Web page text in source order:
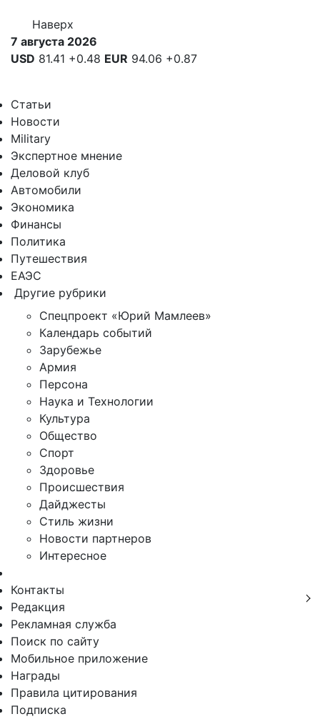
Наверх
7 августа 2026
USD 81.41 +0.48 EUR 94.06 +0.87
Статьи
Новости
Military
Экспертное мнение
Деловой клуб
Автомобили
Экономика
Финансы
Политика
Путешествия
ЕАЭС
Другие рубрики
Спецпроект «Юрий Мамлеев»
Календарь событий
Зарубежье
Армия
Персона
Наука и Технологии
Культура
Общество
Спорт
Здоровье
Происшествия
Дайджесты
Стиль жизни
Новости партнеров
Интересное
Контакты
Редакция
Рекламная служба
Поиск по сайту
Мобильное приложение
Награды
Правила цитирования
Подписка